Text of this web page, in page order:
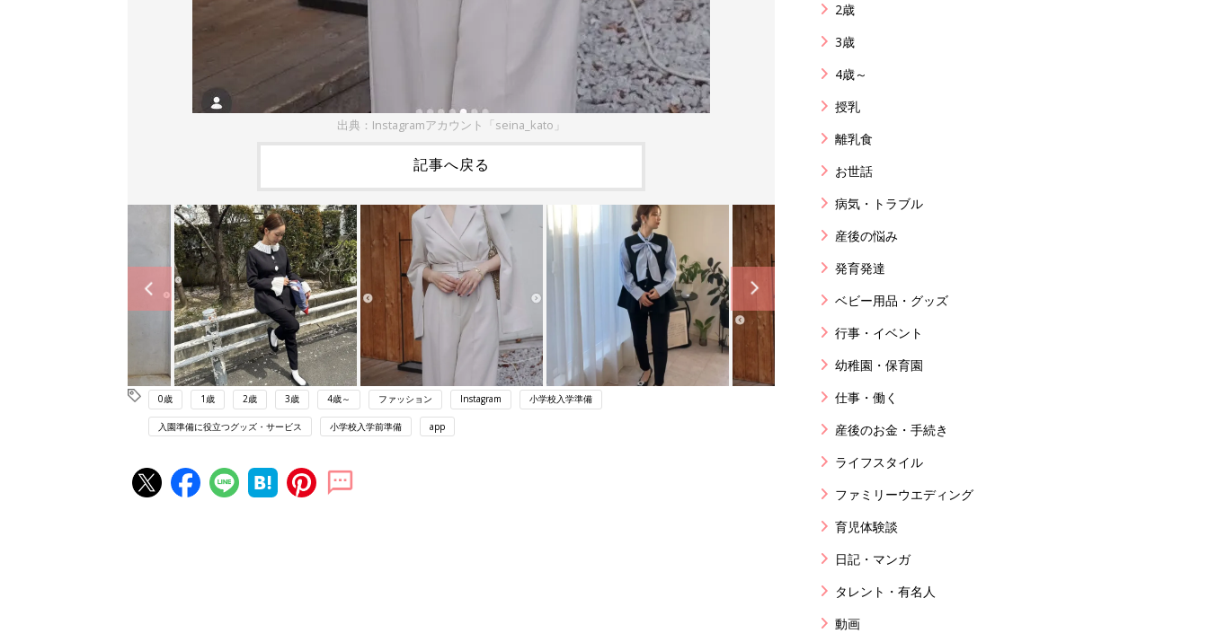
出典：Instagramアカウント「seina_kato」
記事へ戻る
0歳 1歳 2歳 3歳 4歳～ ファッション Instagram 小学校入学準備
入園準備に役立つグッズ・サービス 小学校入学前準備 app
2歳
3歳
4歳～
授乳
離乳食
お世話
病気・トラブル
産後の悩み
発育発達
ベビー用品・グッズ
行事・イベント
幼稚園・保育園
仕事・働く
産後のお金・手続き
ライフスタイル
ファミリーウエディング
育児体験談
日記・マンガ
タレント・有名人
動画